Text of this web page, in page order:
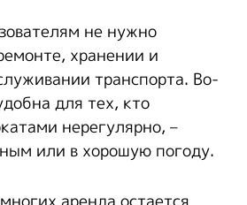
не нужно
хранении и
транспорта. Во-
для тех, кто
нерегулярно, –
или в хорошую погоду.